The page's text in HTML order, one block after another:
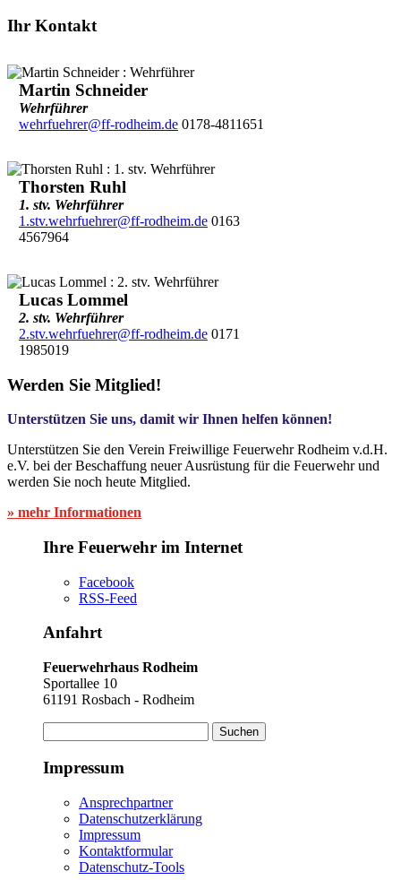
Ihr Kontakt
Martin Schneider
Wehrführer
wehrfuehrer@ff-rodheim.de0178-4811651
Thorsten Ruhl
1. stv. Wehrführer
1.stv.wehrfuehrer@ff-rodheim.de0163
4567964
Lucas Lommel
2. stv. Wehrführer
2.stv.wehrfuehrer@ff-rodheim.de0171
1985019
Werden Sie Mitglied!
Unterstützen Sie uns, damit wir Ihnen helfen können!
Unterstützen Sie den Verein Freiwillige Feuerwehr Rodheim v.d.H.
e.V. bei der Beschaffung neuer Ausrüstung für die Feuerwehr und
werden Sie noch heute Mitglied.
» mehr Informationen
Ihre Feuerwehr im Internet
Facebook
RSS-Feed
Anfahrt
Feuerwehrhaus Rodheim
Sportallee 10
61191 Rosbach - Rodheim
nach:
Impressum
Ansprechpartner
Datenschutzerklärung
Impressum
Kontaktformular
Datenschutz-Tools